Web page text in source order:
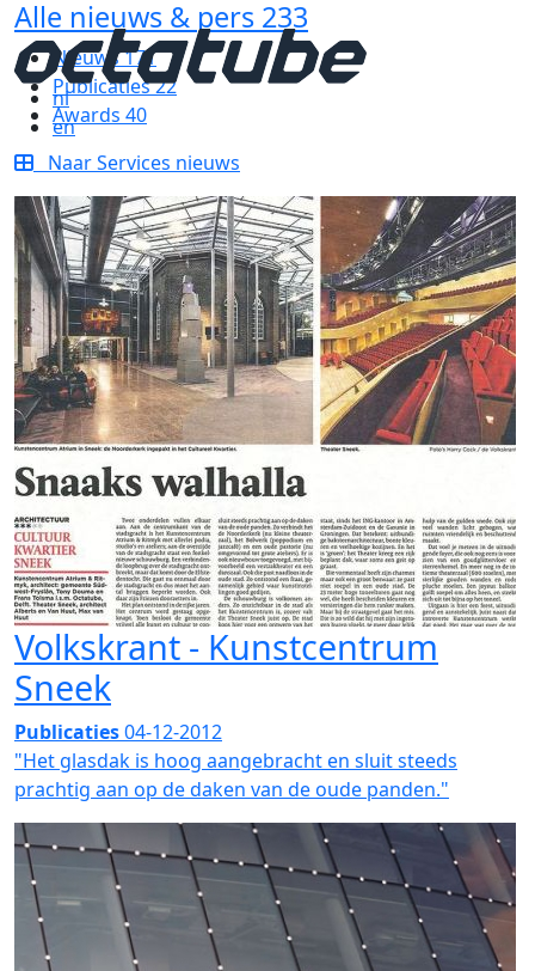
nl
en
Alle nieuws & pers 233
Nieuws171
Publicaties22
Awards 40
Naar Services nieuws
Volkskrant - Kunstcentrum
Sneek
Publicaties04-12-2012
"Het glasdak is hoog aangebracht en sluit steeds
prachtig aan op de daken van de oude panden."